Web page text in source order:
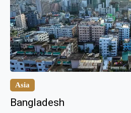
Asia
Bangladesh